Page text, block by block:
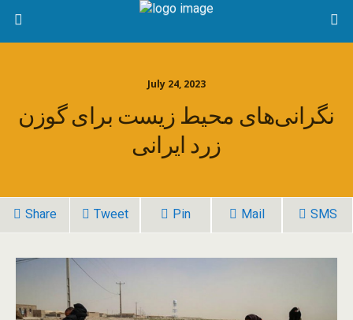
July 24, 2023
نگرانی‌های محیط زیست برای گوزن
زرد ایرانی
Share Tweet Pin Mail SMS